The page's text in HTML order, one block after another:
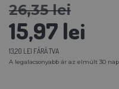
26,35 lei
15,97 lei
13,20 LEI FĂRĂ TVA
A legalacsonyabb ár az elmúlt 30